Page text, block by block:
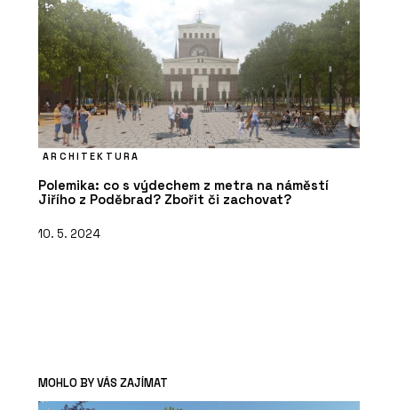
ARCHITEKTURA
Polemika: co s výdechem z metra na náměstí
Jiřího z Poděbrad? Zbořit či zachovat?
10. 5. 2024
MOHLO BY VÁS ZAJÍMAT